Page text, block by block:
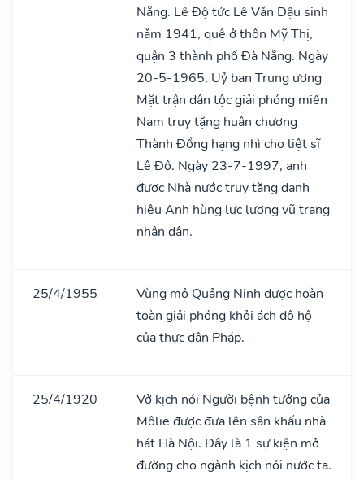
Nẵng. Lê Độ tức Lê Vǎn Dậu sinh
nǎm 1941, quê ở thôn Mỹ Thị,
quận 3 thành phố Đà Nẵng. Ngày
20-5-1965, Uỷ ban Trung ương
Mặt trận dân tộc giải phóng miền
Nam truy tặng huân chương
Thành Đồng hạng nhì cho liệt sĩ
Lê Độ. Ngày 23-7-1997, anh
được Nhà nước truy tặng danh
hiệu Anh hùng lực lượng vũ trang
nhân dân.
25/4/1955
Vùng mỏ Quảng Ninh được hoàn
toàn giải phóng khỏi ách đô hộ
của thực dân Pháp.
25/4/1920
Vở kịch nói Người bệnh tưởng của
Môlie được đưa lên sân khấu nhà
hát Hà Nội. Đây là 1 sự kiện mở
đường cho ngành kịch nói nước ta.